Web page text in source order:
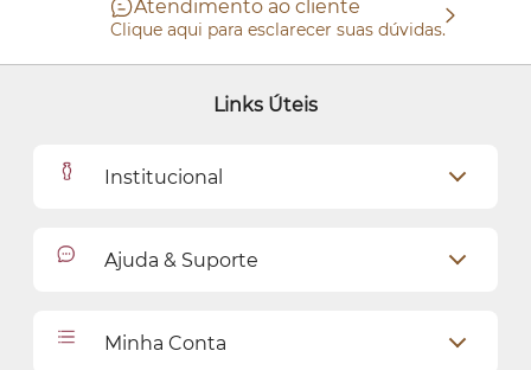
Atendimento ao cliente
Clique aqui para esclarecer suas dúvidas.
Links Úteis
Institucional
Como Comprar
Ajuda & Suporte
Seja uma revendedora
Minha Conta